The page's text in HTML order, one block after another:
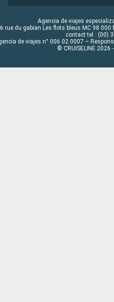
Agencia de viajes
rue du gabian Les flots bleus MC 98
contact tel : (00)
de viajes n° 006 02 0007 –
© CRUISELINE 2026